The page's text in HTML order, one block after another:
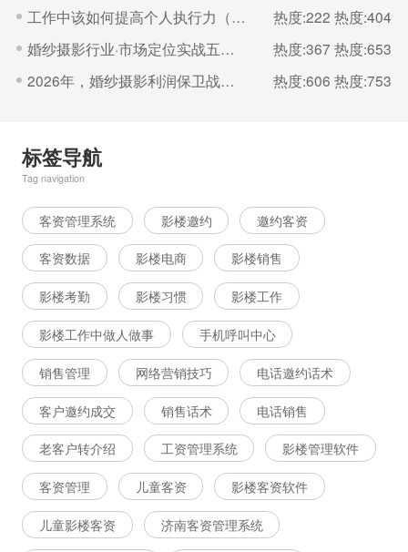
工作中该如何提高个人执行力（一）
热度:222 热度:404
婚纱摄影行业·市场定位实战五步法
热度:367 热度:653
2026年，婚纱摄影利润保卫战的核心是“控成本
热度:606 热度:753
标签导航
Tag navigation
客资管理系统 影楼邀约 邀约客资
客资数据 影楼电商 影楼销售
影楼考勤 影楼习惯 影楼工作
影楼工作中做人做事 手机呼叫中心
销售管理 网络营销技巧 电话邀约话术
客户邀约成交 销售话术 电话销售
老客户转介绍 工资管理系统 影楼管理软件
客资管理 儿童客资 影楼客资软件
儿童影楼客资 济南客资管理系统